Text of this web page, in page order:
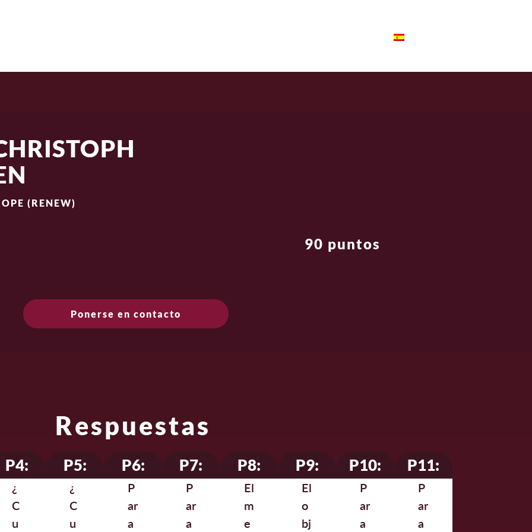
(RENEW)
90 puntos
Ponerse en contacto
Respuestas
P4:
¿
C
u
P5:
¿
C
u
P6:
P
ar
a
P7:
P
ar
a
P8:
El
m
e
P9:
El
o
bj
P10:
P
ar
a
P11:
P
ar
a